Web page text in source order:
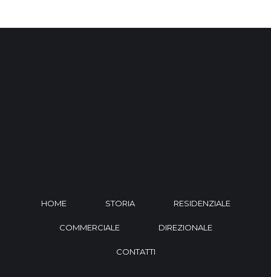
HOME STORIA RESIDENZIALE
COMMERCIALE DIREZIONALE
CONTATTI